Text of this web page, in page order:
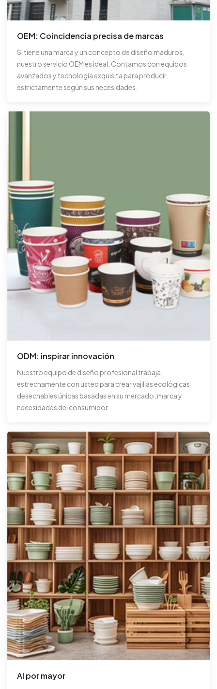
OEM: Coincidencia precisa de marcas
Si tiene una marca y un concepto de diseño maduros,
nuestro servicio OEM es ideal. Contamos con equipos
avanzados y tecnología exquisita para producir
estrictamente según sus necesidades.
ODM: inspirar innovación
Nuestro equipo de diseño profesional trabaja
estrechamente con usted para crear vajillas ecológicas
desechables únicas basadas en su mercado, marca y
necesidades del consumidor.
Al por mayor